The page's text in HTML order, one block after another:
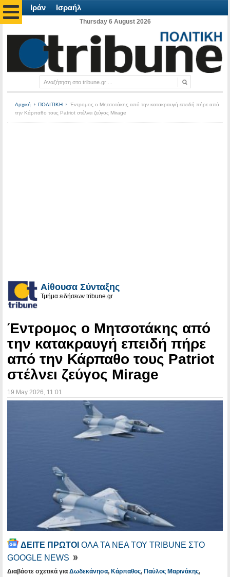
Ιράν Ισραήλ
Thursday 6 August 2026
Αρχική ΠΟΛΙΤΙΚΗ
Έντρομος ο Μητσοτάκης από την κατακραυγή επειδή πήρε από
την Κάρπαθο τους Patriot στέλνει ζεύγος Mirage
Αίθουσα Σύνταξης
Τμήμα ειδήσεων tribune.gr
Έντρομος ο Μητσοτάκης από
την κατακραυγή επειδή πήρε
από την Κάρπαθο τους Patriot
στέλνει ζεύγος Mirage
19 May 2026 , 11:01
ΔΕΙΤΕ ΠΡΩΤΟΙ ΟΛΑ ΤΑ ΝΕΑ ΤΟΥ TRIBUNE ΣΤΟ
GOOGLE NEWS
Διαβάστε σχετικά για Δωδεκάνησα, Κάρπαθος, Παύλος Μαρινάκης,